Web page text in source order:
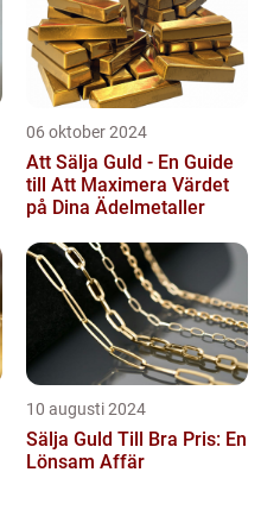
06 oktober 2024
Att Sälja Guld - En Guide
till Att Maximera Värdet
på Dina Ädelmetaller
10 augusti 2024
Sälja Guld Till Bra Pris: En
Lönsam Affär